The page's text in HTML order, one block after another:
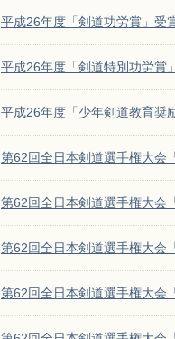
平成26年度「剣道功労賞」受
平成26年度「剣道特別功労賞
平成26年度「少年剣道教育奨
第62回全日本剣道選手権大会
第62回全日本剣道選手権大会
第62回全日本剣道選手権大会
第62回全日本剣道選手権大会